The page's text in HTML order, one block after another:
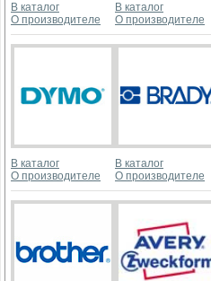
В каталог
О производителе
В каталог
О производителе
В каталог
О производителе
В каталог
О производителе